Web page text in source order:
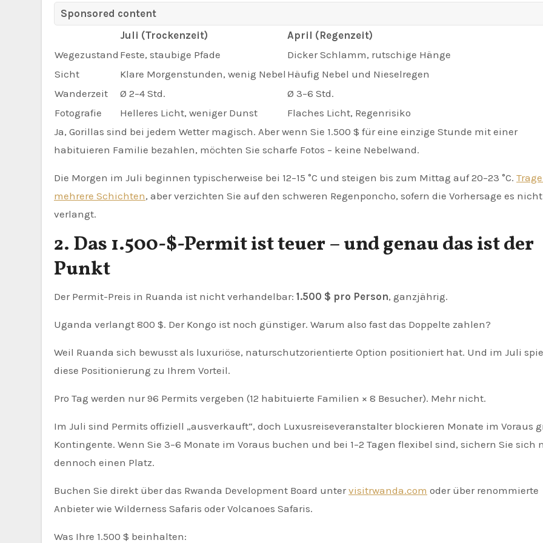
Sponsored content
Juli (Trockenzeit)
April (Regenzeit)
Wegezustand Feste, staubige Pfade
Dicker Schlamm, rutschige Hänge
Sicht
Klare Morgenstunden, wenig Nebel Häufig Nebel und Nieselregen
Wanderzeit
Ø 2–4 Std.
Ø 3–6 Std.
Fotografie
Helleres Licht, weniger Dunst
Flaches Licht, Regenrisiko
Ja, Gorillas sind bei jedem Wetter magisch. Aber wenn Sie 1.500 $ für eine einzige Stunde mit einer
habituieren Familie bezahlen, möchten Sie scharfe Fotos – keine Nebelwand.
Die Morgen im Juli beginnen typischerweise bei 12–15 °C und steigen bis zum Mittag auf 20–23 °C.
mehrere Schichten, aber verzichten Sie auf den schweren Regenponcho, sofern die Vorhersage es nicht
verlangt.
2. Das 1.500-$-Permit ist teuer – und genau das ist der
Punkt
Der Permit-Preis in Ruanda ist nicht verhandelbar: 1.500 $ pro Person, ganzjährig.
Uganda verlangt 800 $. Der Kongo ist noch günstiger. Warum also fast das Doppelte zahlen?
Weil Ruanda sich bewusst als luxuriöse, naturschutzorientierte Option positioniert hat. Und im Juli
diese Positionierung zu Ihrem Vorteil.
Pro Tag werden nur 96 Permits vergeben (12 habituierte Familien × 8 Besucher). Mehr nicht.
Im Juli sind Permits offiziell „ausverkauft“, doch Luxusreiseveranstalter blockieren Monate im Voraus
Kontingente. Wenn Sie 3–6 Monate im Voraus buchen und bei 1–2 Tagen flexibel sind, sichern Sie sich
dennoch einen Platz.
Buchen Sie direkt über das Rwanda Development Board untervisitrwanda.com oder über renommierte
Anbieter wie Wilderness Safaris oder Volcanoes Safaris.
Was Ihre 1.500 $ beinhalten: